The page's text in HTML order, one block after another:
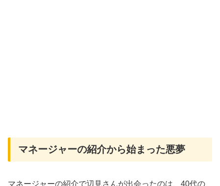
マネージャーの紹介から始まった悪夢
マネージャーの紹介で辺見さんが出会ったのは、40代の